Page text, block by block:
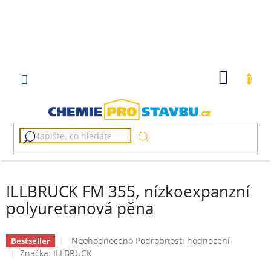
ILLBRUCK FM 355, nízkoexpanzní
polyuretanová pěna
Bestseller
Průměrné
hodnocení
Neohodnoceno Podrobnosti hodnocení
Značka: ILLBRUCK